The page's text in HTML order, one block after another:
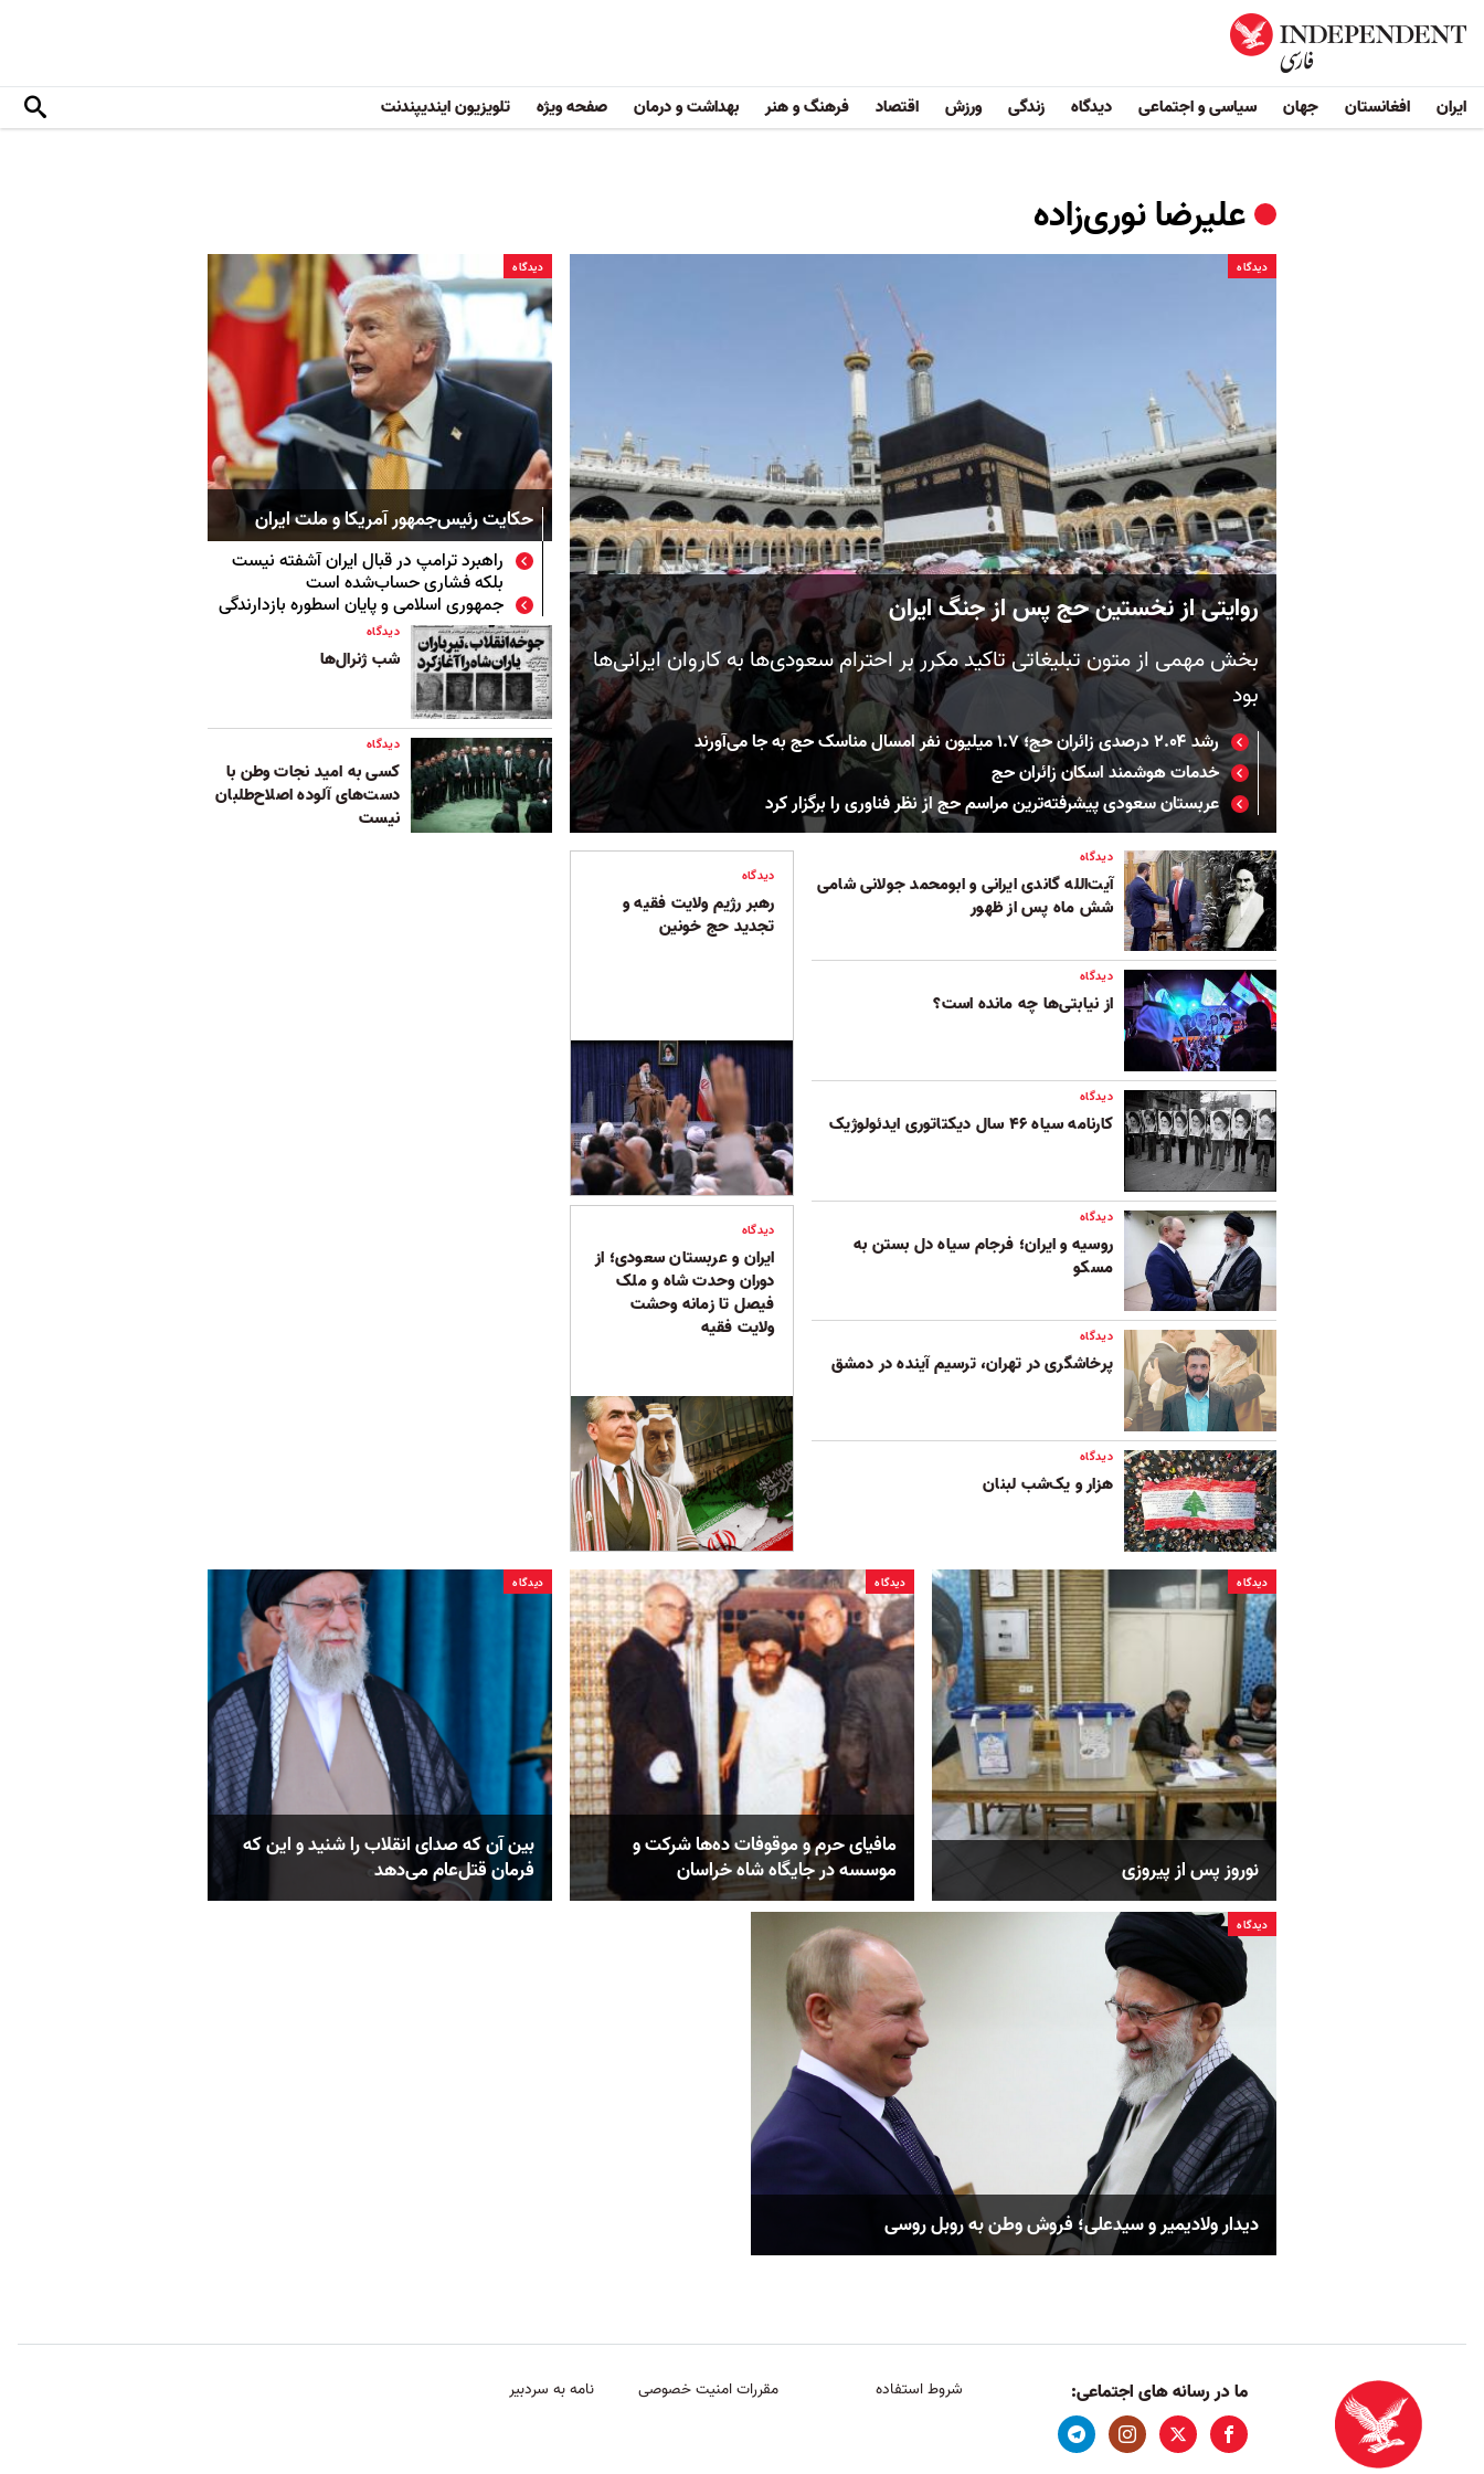
ایران افغانستان جهان سیاسی و اجتماعی دیدگاه زندگی ورزش اقتصاد فرهنگ و هنر بهداشت و درمان صفحه ویژه تلویزیون ایندیپندنت
علیرضا نوری‌زاده
دیدگاه
روایتی از نخستین حج پس از جنگ ایران
بخش مهمی از متون تبلیغاتی تاکید مکرر بر احترام سعودی‌ها به کاروان ایرانی‌ها
بود
رشد ۲.۰۴ درصدی زائران حج؛ ۱.۷ میلیون نفر امسال مناسک حج به جا می‌آورند
خدمات هوشمند اسکان زائران حج
عربستان سعودی پیشرفته‌ترین مراسم حج از نظر فناوری را برگزار کرد
دیدگاه
حکایت رئیس‌جمهور آمریکا و ملت ایران
راهبرد ترامپ در قبال ایران آشفته نیست
بلکه فشاری حساب‌شده است
جمهوری اسلامی و پایان اسطوره بازدارندگی
دیدگاه
شب ژنرال‌ها
دیدگاه
کسی به امید نجات وطن با
دست‌های آلوده اصلاح‌طلبان
نیست
دیدگاه
آیت‌الله گاندی ایرانی و ابومحمد جولانی شامی
شش ماه پس از ظهور
دیدگاه
از نیابتی‌ها چه مانده است؟
دیدگاه
کارنامه سیاه ۴۶ سال دیکتاتوری ایدئولوژیک
دیدگاه
روسیه و ایران؛ فرجام سیاه دل بستن به
مسکو
دیدگاه
پرخاشگری در تهران، ترسیم آینده در دمشق
دیدگاه
هزار و یک‌شب لبنان
دیدگاه
رهبر رژیم ولایت فقیه و
تجدید حج خونین
دیدگاه
ایران و عربستان سعودی؛ از
دوران وحدت شاه و ملک
فیصل تا زمانه وحشت
ولایت فقیه
دیدگاه
نوروز پس از پیروزی
دیدگاه
مافیای حرم و موقوفات ده‌ها شرکت و
موسسه در جایگاه شاه خراسان
دیدگاه
بین آن که صدای انقلاب را شنید و این که
فرمان قتل‌عام می‌دهد
دیدگاه
دیدار ولادیمیر و سیدعلی؛ فروش وطن به روبل روسی
ما در رسانه های اجتماعی: شروط استفاده مقررات امنیت خصوصی نامه به سردبیر